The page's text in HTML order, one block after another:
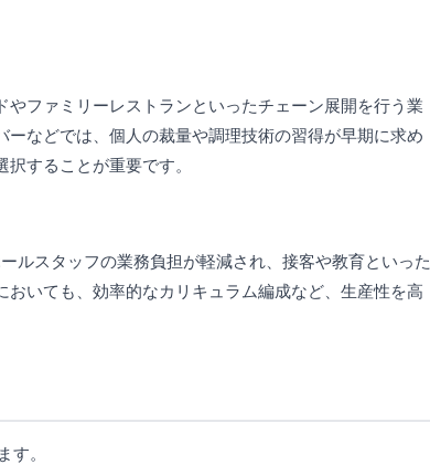
ファミリーレストランといったチェーン展開を行う業
などでは、個人の裁量や調理技術の習得が早期に求め
することが重要です。
ルスタッフの業務負担が軽減され、接客や教育といった
いても、効率的なカリキュラム編成など、生産性を高
す。